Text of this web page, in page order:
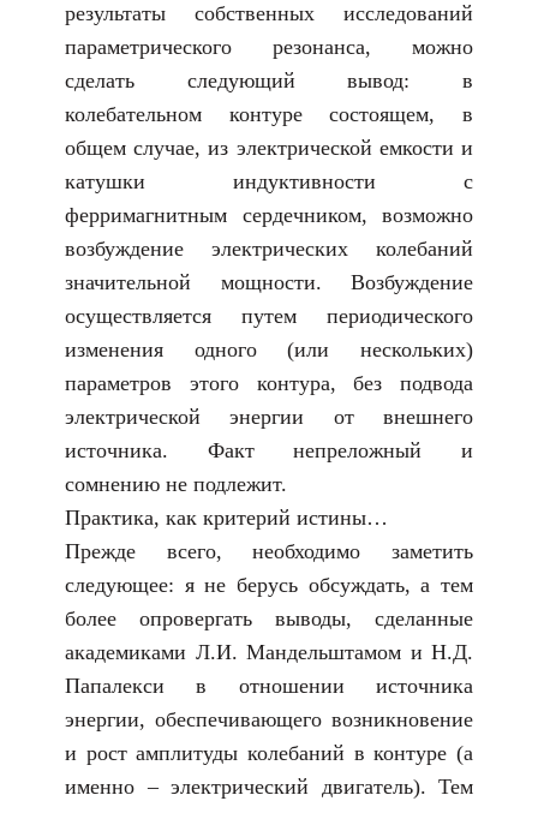
результаты собственных исследований
параметрического резонанса, можно
сделать следующий вывод: в
колебательном контуре состоящем, в
общем случае, из электрической емкости и
катушки индуктивности c
ферримагнитным сердечником, возможно
возбуждение электрических колебаний
значительной мощности. Возбуждение
осуществляется путем периодического
изменения одного (или нескольких)
параметров этого контура, без подвода
электрической энергии от внешнего
источника. Факт непреложный и
сомнению не подлежит.
Практика, как критерий истины…
Прежде всего, необходимо заметить
следующее: я не берусь обсуждать, а тем
более опровергать выводы, сделанные
академиками Л.И. Мандельштамом и Н.Д.
Папалекси в отношении источника
энергии, обеспечивающего возникновение
и рост амплитуды колебаний в контуре (а
именно – электрический двигатель). Тем